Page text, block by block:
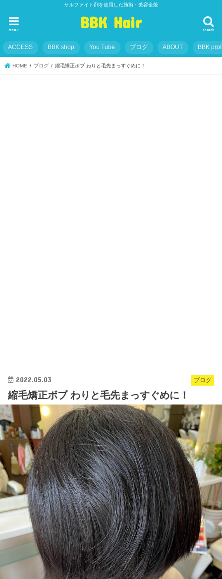
サルファイト剤を使用した施術・美容全般
BBK Hair search
menu
ACCESS BBK shop You Tube ブログ ABOUT BBK
HOME ブログ 縮毛矯正ボブ わりと毛先まっすぐめに！
ブログ
2022.05.03
縮毛矯正ボブ わりと毛先まっすぐめに！